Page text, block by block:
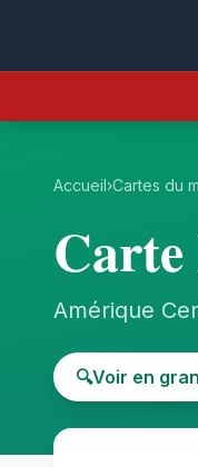
Accueil›Cartes du
Carte
Amérique
🔍Voir en